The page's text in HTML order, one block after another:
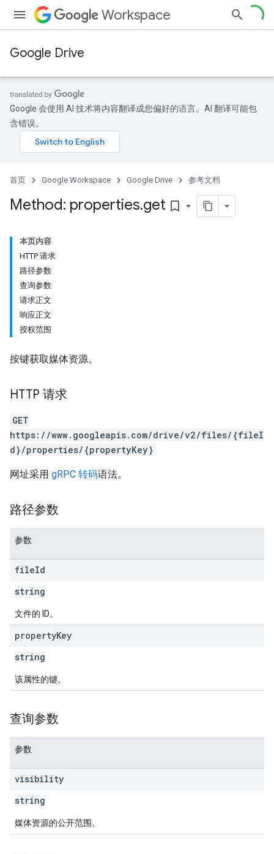
Workspace
Google Drive
Google 会使用 AI 技术将内容翻译成您偏好的语言。AI 翻译可能包
含错误。
首页 Google Workspace Google Drive 参考文档
Method: properties.get bookmark_border
本页内容
HTTP 请求
路径参数
查询参数
请求正文
响应正文
授权范围
按键获取媒体资源。
HTTP 请求
GET
https://www.googleapis.com/drive/v2/files/{fileI
d}/properties/{propertyKey}
网址采用 gRPC 转码语法。
路径参数
参数
fileId
string
文件的 ID。
propertyKey
string
该属性的键。
查询参数
参数
visibility
string
媒体资源的公开范围。